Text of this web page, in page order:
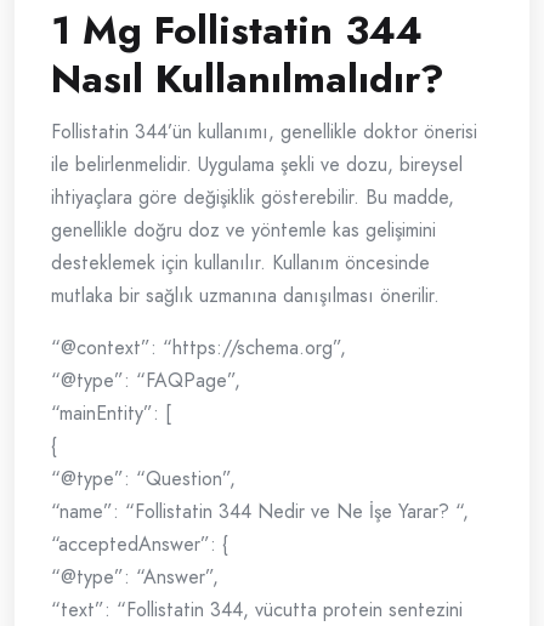
1 Mg Follistatin 344
Nasıl Kullanılmalıdır?
Follistatin 344’ün kullanımı, genellikle doktor önerisi
ile belirlenmelidir. Uygulama şekli ve dozu, bireysel
ihtiyaçlara göre değişiklik gösterebilir. Bu madde,
genellikle doğru doz ve yöntemle kas gelişimini
desteklemek için kullanılır. Kullanım öncesinde
mutlaka bir sağlık uzmanına danışılması önerilir.
“@context”: “https://schema.org”,
“@type”: “FAQPage”,
“mainEntity”: [
{
“@type”: “Question”,
“name”: “Follistatin 344 Nedir ve Ne İşe Yarar? “,
“acceptedAnswer”: {
“@type”: “Answer”,
“text”: “Follistatin 344, vücutta protein sentezini